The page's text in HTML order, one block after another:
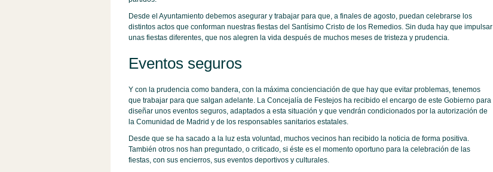
Desde el Ayuntamiento debemos asegurar y trabajar para que, a finales de agosto, puedan celebrarse los
distintos actos que conforman nuestras fiestas del Santísimo Cristo de los Remedios. Sin duda hay que impulsar
unas fiestas diferentes, que nos alegren la vida después de muchos meses de tristeza y prudencia.
Eventos seguros
Y con la prudencia como bandera, con la máxima concienciación de que hay que evitar problemas, tenemos
que trabajar para que salgan adelante. La Concejalía de Festejos ha recibido el encargo de este Gobierno para
diseñar unos eventos seguros, adaptados a esta situación y que vendrán condicionados por la autorización de
la Comunidad de Madrid y de los responsables sanitarios estatales.
Desde que se ha sacado a la luz esta voluntad, muchos vecinos han recibido la noticia de forma positiva.
También otros nos han preguntado, o criticado, si éste es el momento oportuno para la celebración de las
fiestas, con sus encierros, sus eventos deportivos y culturales.